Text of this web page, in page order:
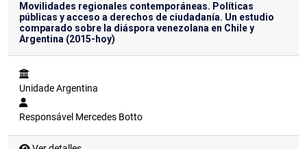
Movilidades regionales contemporáneas. Políticas
públicas y acceso a derechos de ciudadanía. Un estudio
comparado sobre la diáspora venezolana en Chile y
Argentina (2015-hoy)
UnidadeArgentina
Responsável Mercedes Botto